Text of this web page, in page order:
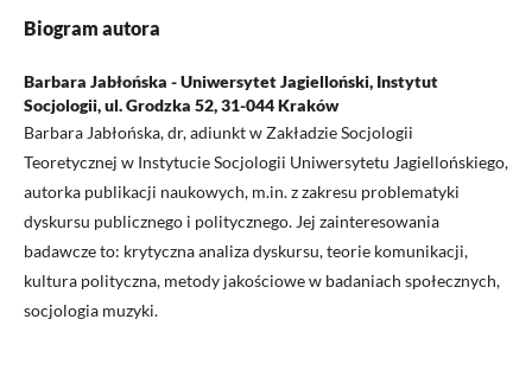
Biogram autora
Barbara Jabłońska - Uniwersytet Jagielloński, Instytut
Socjologii, ul. Grodzka 52, 31-044 Kraków
Barbara Jabłońska, dr, adiunkt w Zakładzie Socjologii
Teoretycznej w Instytucie Socjologii Uniwersytetu Jagiellońskiego,
autorka publikacji naukowych, m.in. z zakresu problematyki
dyskursu publicznego i politycznego. Jej zainteresowania
badawcze to: krytyczna analiza dyskursu, teorie komunikacji,
kultura polityczna, metody jakościowe w badaniach społecznych,
socjologia muzyki.